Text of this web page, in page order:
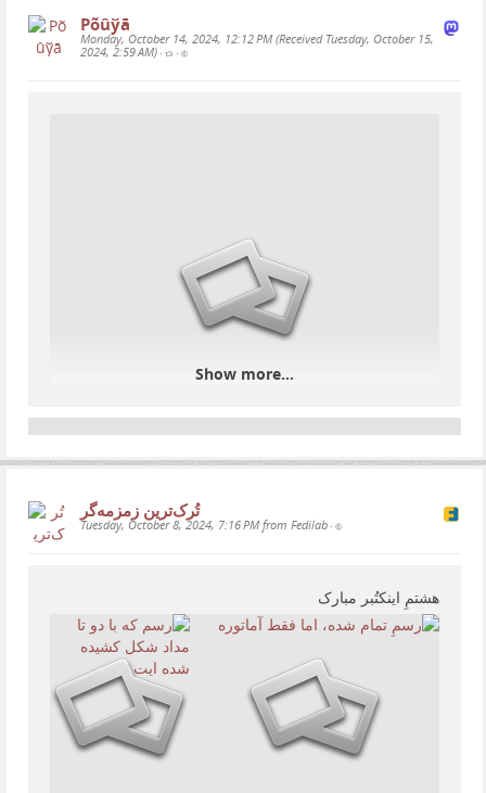
Põûўā
Monday, October 14, 2024, 12:12 PM (Received Tuesday, October 15,
2024, 2:59 AM) • •
Show more...
تُرک‌ترین زمزمەگر
Tuesday, October 8, 2024, 7:16 PM from Fedilab •
هشتمِ اینکتُبر مبارک